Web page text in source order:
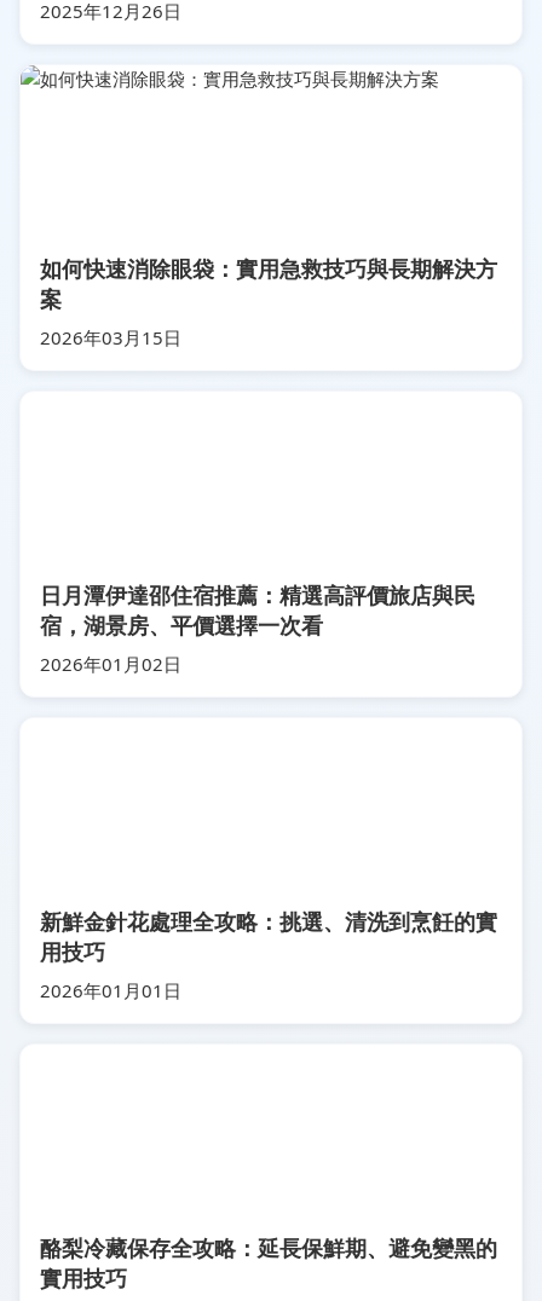
2025年12月26日
如何快速消除眼袋：實用急救技巧與長期解決方
案
2026年03月15日
日月潭伊達邵住宿推薦：精選高評價旅店與民
宿，湖景房、平價選擇一次看
2026年01月02日
新鮮金針花處理全攻略：挑選、清洗到烹飪的實
用技巧
2026年01月01日
酪梨冷藏保存全攻略：延長保鮮期、避免變黑的
實用技巧